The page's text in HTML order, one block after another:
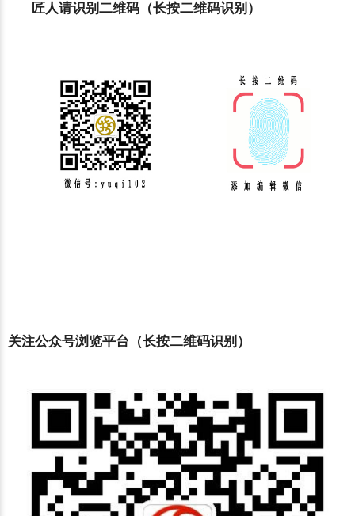
匠人请识别二维码（长按二维码识别）
关注公众号浏览平台（长按二维码识别）